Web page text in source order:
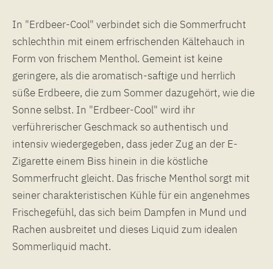
In "Erdbeer-Cool" verbindet sich die Sommerfrucht
schlechthin mit einem erfrischenden Kältehauch in
Form von frischem Menthol. Gemeint ist keine
geringere, als die aromatisch-saftige und herrlich
süße Erdbeere, die zum Sommer dazugehört, wie die
Sonne selbst. In "Erdbeer-Cool" wird ihr
verführerischer Geschmack so authentisch und
intensiv wiedergegeben, dass jeder Zug an der E-
Zigarette einem Biss hinein in die köstliche
Sommerfrucht gleicht. Das frische Menthol sorgt mit
seiner charakteristischen Kühle für ein angenehmes
Frischegefühl, das sich beim Dampfen in Mund und
Rachen ausbreitet und dieses Liquid zum idealen
Sommerliquid macht.